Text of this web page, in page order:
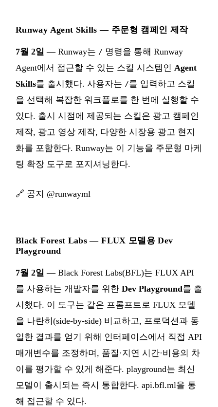
Runway Agent Skills — 주문형 캠페인 제작
7월 2일 — Runway는 / 명령을 통해 Runway
Agent에서 접근할 수 있는 스킬 시스템인 Agent
Skills를 출시했다. 사용자는 /를 입력하고 스킬
을 선택해 복잡한 워크플로를 한 번에 실행할 수
있다. 출시 시점에 제공되는 스킬은 광고 캠페인
제작, 광고 영상 제작, 다양한 시장용 광고 현지
화를 포함한다. Runway는 이 기능을 주문형 마케
팅 확장 도구로 포지셔닝한다.
🔗 공지 @runwayml
Black Forest Labs — FLUX 모델용 Dev
Playground
7월 2일 — Black Forest Labs(BFL)는 FLUX API
를 사용하는 개발자를 위한 Dev Playground를 출
시했다. 이 도구는 같은 프롬프트로 FLUX 모델
을 나란히(side-by-side) 비교하고, 프로덕션과 동
일한 결과를 얻기 위해 인터페이스에서 직접 API
매개변수를 조정하며, 품질·지연 시간·비용의 차
이를 평가할 수 있게 해준다. playground는 최신
모델이 출시되는 즉시 통합한다. api.bfl.ml을 통
해 접근할 수 있다.